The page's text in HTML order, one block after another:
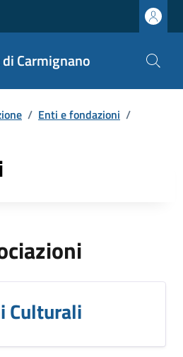
Carmignano
/ Enti e fondazioni /
Culturali